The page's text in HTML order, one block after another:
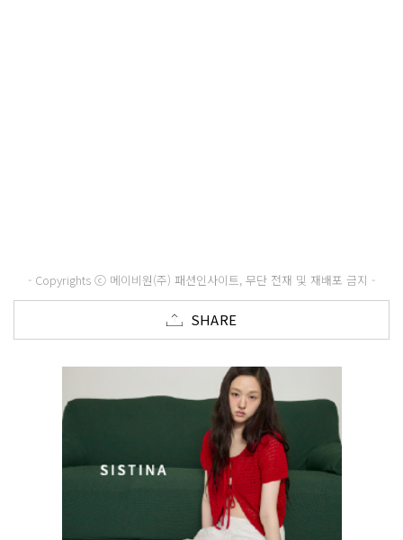
- Copyrights ⓒ 메이비원(주) 패션인사이트, 무단 전재 및 재배포 금지 -
SHARE